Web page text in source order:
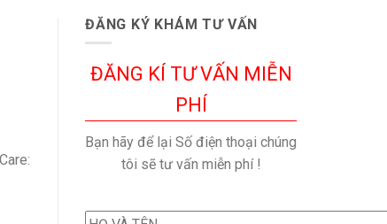
ĐĂNG KÝ KHÁM TƯ VẤN
ĐĂNG KÍ TƯ VẤN MIỄN
PHÍ
Bạn hãy để lại Số điện thoại chúng
tôi sẽ tư vấn miễn phí !